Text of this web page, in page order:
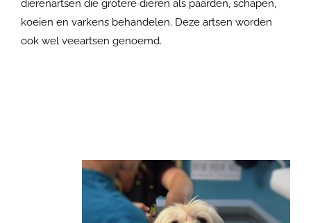
dierenartsen die grotere dieren als paarden, schapen,
koeien en varkens behandelen. Deze artsen worden
ook wel veeartsen genoemd.